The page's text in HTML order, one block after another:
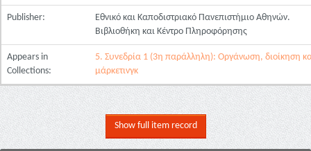
Publisher:
Εθνικό και Καποδιστριακό Πανεπιστήμιο Αθηνών.
Βιβλιοθήκη και Κέντρο Πληροφόρησης
Appears in
Collections:
5. Συνεδρία 1 (3η παράλληλη): Οργάνωση, διοίκηση
μάρκετινγκ
Show full item record